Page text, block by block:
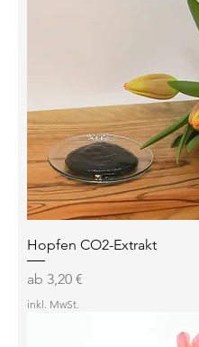
Hopfen CO2-Extrakt
ab 3,20 €
Sale-Preis
inkl. MwSt.